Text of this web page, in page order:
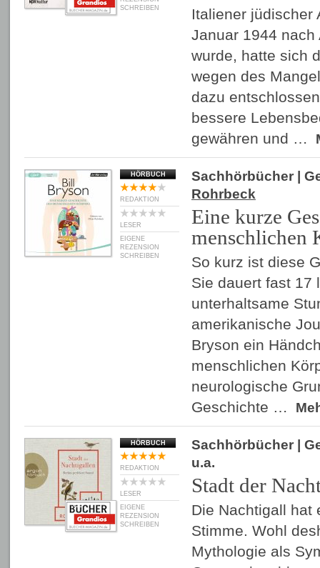
SCHREIBEN
Italiener jüdischer
Januar 1944
wurde, hatte sich
wegen des
dazu
bessere
gewähren und …
HÖRBUCH
REDAKTION
LESER
EIGENE
REZENSION
SCHREIBEN
Sachhörbücher |
Rohrbeck
Eine kurze
menschlichen
So kurz ist diese
Sie dauert fast 17
unterhaltsame
amerikanische
Bryson ein
menschlichen
neurologische
Geschichte …
HÖRBUCH
REDAKTION
LESER
EIGENE
REZENSION
SCHREIBEN
Sachhörbücher |
u.a.
Stadt der
Die Nachtigall hat
Stimme. Wohl
Mythologie als